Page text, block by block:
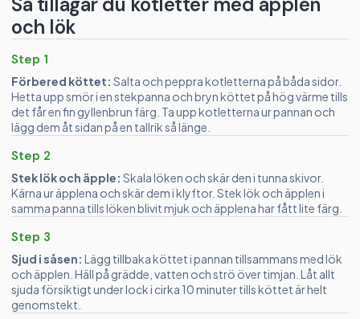
och lök
Step 1
Förbered köttet: Salta och peppra kotletterna på båda sidor.
Hetta upp smör i en stekpanna och bryn köttet på hög värme tills
det får en fin gyllenbrun färg. Ta upp kotletterna ur pannan och
lägg dem åt sidan på en tallrik så länge.
Step 2
Stek lök och äpple: Skala löken och skär den i tunna skivor.
Kärna ur äpplena och skär dem i klyftor. Stek lök och äpplen i
samma panna tills löken blivit mjuk och äpplena har fått lite färg.
Step 3
Sjud i såsen: Lägg tillbaka köttet i pannan tillsammans med lök
och äpplen. Häll på grädde, vatten och strö över timjan. Låt allt
sjuda försiktigt under lock i cirka 10 minuter tills köttet är helt
genomstekt.